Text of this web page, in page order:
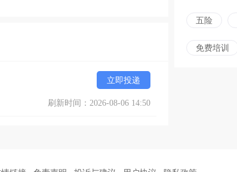
立即投递
刷新时间：2026-08-06 14:50
五险
免费培训